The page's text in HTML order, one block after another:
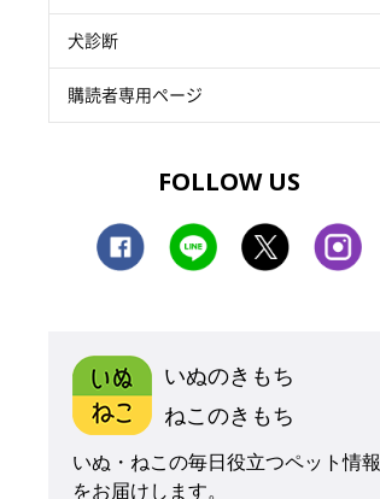
犬診断
購読者専用ページ
FOLLOW US
いぬのきもち
ねこのきもち
いぬ・ねこの毎日役立つペット情報
をお届けします。